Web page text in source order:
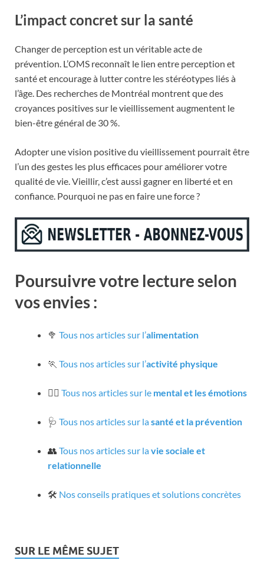
L’impact concret sur la santé
Changer de perception est un véritable acte de
prévention. L’OMS reconnaît le lien entre perception et
santé et encourage à lutter contre les stéréotypes liés à
l’âge. Des recherches de Montréal montrent que des
croyances positives sur le vieillissement augmentent le
bien-être général de 30 %.
Adopter une vision positive du vieillissement pourrait être
l’un des gestes les plus efficaces pour améliorer votre
qualité de vie. Vieillir, c’est aussi gagner en liberté et en
confiance. Pourquoi ne pas en faire une force ?
Poursuivre votre lecture selon
vos envies :
🥦 Tous nos articles sur l’alimentation
🏃 Tous nos articles sur l’activité physique
🧘‍♀️ Tous nos articles sur le mental et les émotions
🩺 Tous nos articles sur lasanté et la prévention
👥 Tous nos articles sur lavie sociale et
relationnelle
🛠️ Nos conseils pratiques et solutions concrètes
SUR LE MÊME SUJET